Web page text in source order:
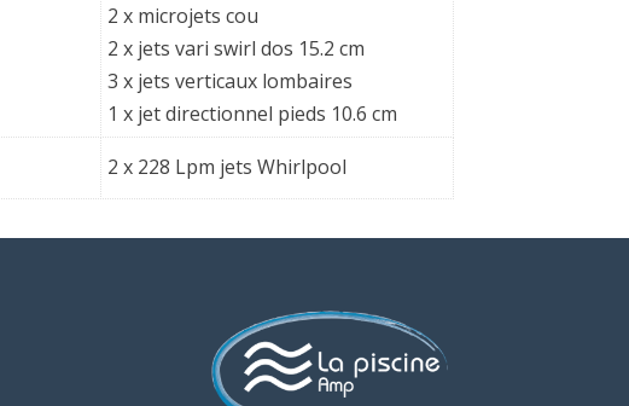
2 x microjets cou
2 x jets vari swirl dos 15.2 cm
3 x jets verticaux lombaires
1 x jet directionnel pieds 10.6 cm
2 x 228 Lpm jets Whirlpool